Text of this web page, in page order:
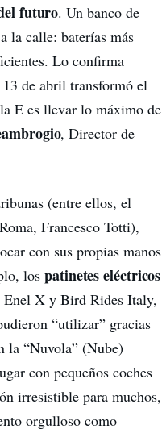
futuro. Un banco de
la calle: baterías más
Lo confirma
de abril transformó el
E es llevar lo máximo de
, Director de
(entre ellos, el
Francesco Totti),
con sus propias manos
lospatinetes eléctricos
Enel X y Bird Rides Italy,
“utilizar” gracias
la “Nuvola” (Nube)
con pequeños coches
irresistible para muchos,
orgulloso como